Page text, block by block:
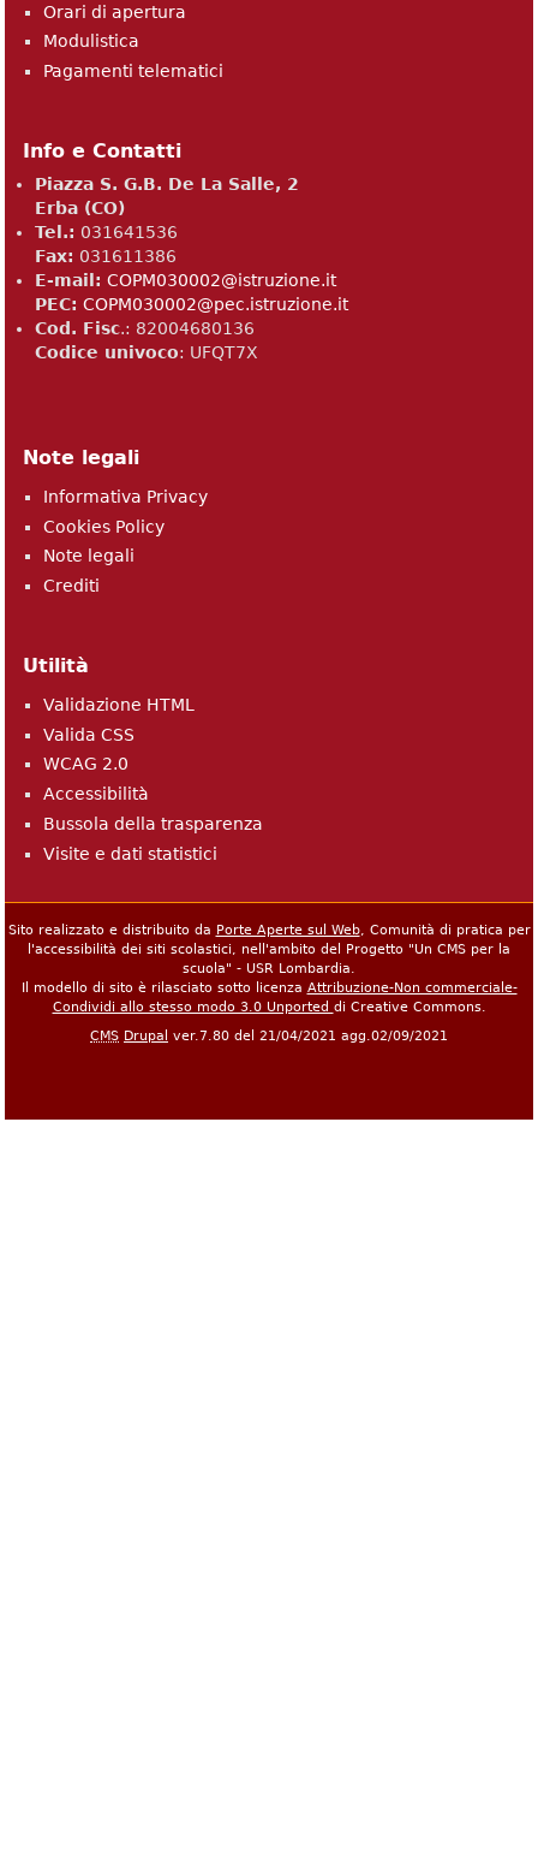
Orari di apertura
Modulistica
Pagamenti telematici
Info e Contatti
Piazza S. G.B. De La Salle, 2
Erba (CO)
Tel.: 031641536
Fax: 031611386
E-mail: COPM030002@istruzione.it
PEC: COPM030002@pec.istruzione.it
Cod. Fisc.: 82004680136​
Codice univoco: UFQT7X
Note legali
Informativa Privacy
Cookies Policy
Note legali
Crediti
Utilità
Validazione HTML
Valida CSS
WCAG 2.0
Accessibilità
Bussola della trasparenza
Visite e dati statistici
Sito realizzato e distribuito da Porte Aperte sul Web, Comunità di pratica per
l'accessibilità dei siti scolastici, nell'ambito del Progetto "Un CMS per la
scuola" - USR Lombardia.
Il modello di sito è rilasciato sotto licenza Attribuzione-Non commerciale-
Condividi allo stesso modo 3.0 Unported di Creative Commons.
CMS Drupal ver.7.80 del 21/04/2021 agg.02/09/2021